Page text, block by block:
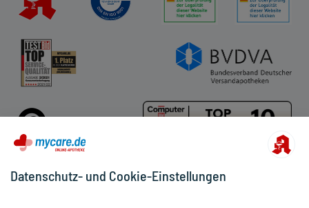
Datenschutz- und Cookie-Einstellungen